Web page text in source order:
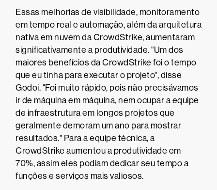
Essas melhorias de visibilidade, monitoramento
em tempo real e automação, além da arquitetura
nativa em nuvem da CrowdStrike, aumentaram
significativamente a produtividade. "Um dos
maiores benefícios da CrowdStrike foi o tempo
que eu tinha para executar o projeto", disse
Godoi. "Foi muito rápido, pois não precisávamos
ir de máquina em máquina, nem ocupar a equipe
de infraestrutura em longos projetos que
geralmente demoram um ano para mostrar
resultados." Para a equipe técnica, a
CrowdStrike aumentou a produtividade em
70%, assim eles podiam dedicar seu tempo a
funções e serviços mais valiosos.